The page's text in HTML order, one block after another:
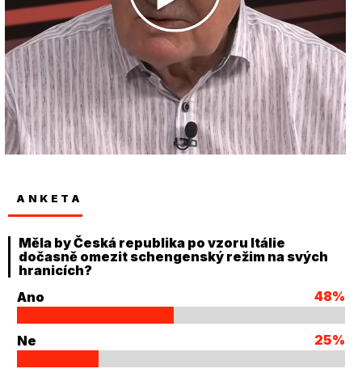
ANKETA
Měla by Česká republika po vzoru Itálie
dočasně omezit schengenský režim na svých
hranicích?
Ano
48%
Ne 25%